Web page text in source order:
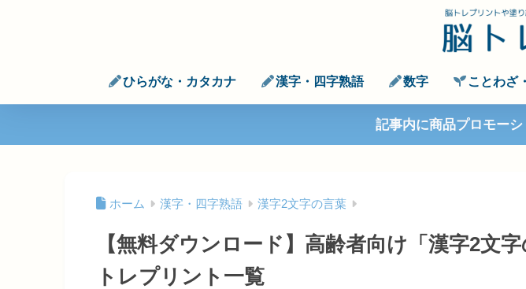
ひらがな・カタカナ 漢字・四字熟語 数字 ことわざ
記事内に商品プロモー
ホーム 漢字・四字熟語 漢字2文字の言葉
【無料ダウンロード】高齢者向け「漢字2文
トレプリント一覧